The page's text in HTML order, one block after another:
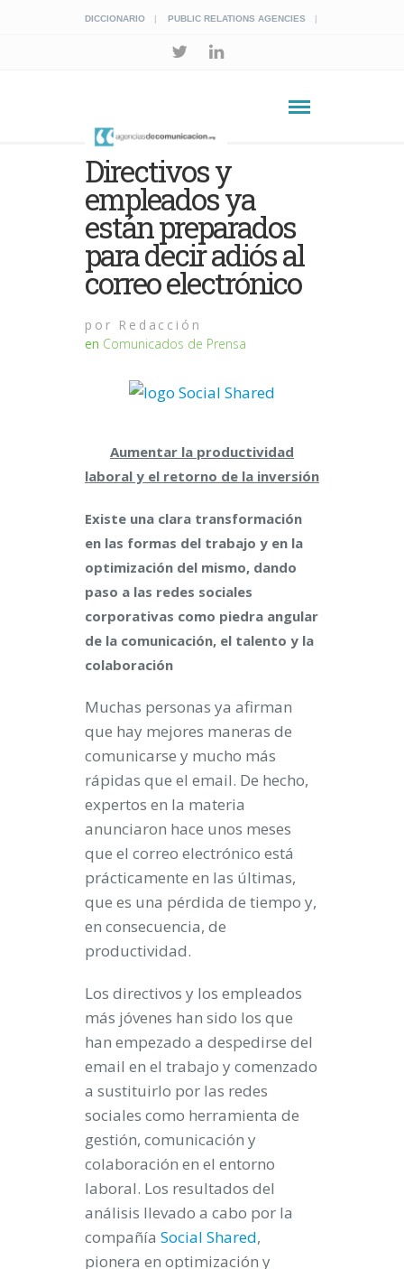
DICCIONARIO PUBLIC RELATIONS AGENCIES
Directivos y
empleados ya
están preparados
para decir adiós al
correo electrónico
por Redacción
en Comunicados de Prensa
Aumentar la productividad
laboral y el retorno de la inversión
Existe una clara transformación
en las formas del trabajo y en la
optimización del mismo, dando
paso a las redes sociales
corporativas como piedra angular
de la comunicación, el talento y la
colaboración
Muchas personas ya afirman
que hay mejores maneras de
comunicarse y mucho más
rápidas que el email. De hecho,
expertos en la materia
anunciaron hace unos meses
que el correo electrónico está
prácticamente en las últimas,
que es una pérdida de tiempo y,
en consecuencia, de
productividad.
Los directivos y los empleados
más jóvenes han sido los que
han empezado a despedirse del
email en el trabajo y comenzado
a sustituirlo por las redes
sociales como herramienta de
gestión, comunicación y
colaboración en el entorno
laboral. Los resultados del
análisis llevado a cabo por la
compañía Social Shared,
pionera en optimización y